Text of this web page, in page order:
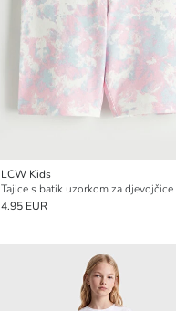
LCW Kids
Tajice s batik uzorkom za djevojčice
4.95 EUR